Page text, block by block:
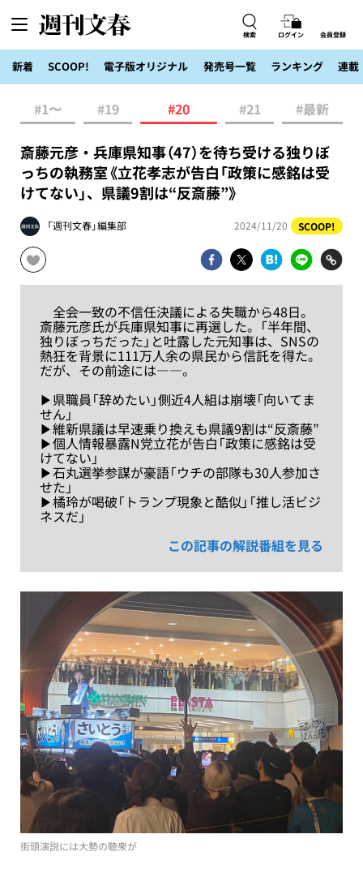
検索 ログイン 会員登録
新着 SCOOP! 電子版オリジナル 発売号一覧 ランキング 連載
#1〜 #19 #20 #21 #最新
斎藤元彦・兵庫県知事（47）を待ち受ける独りぼ
っちの執務室《立花孝志が告白「政策に感銘は受
けてない」、県議9割は“反斎藤”》
「週刊文春」編集部 2024/11/20 SCOOP!
全会一致の不信任決議による失職から48日。
斎藤元彦氏が兵庫県知事に再選した。「半年間、
独りぼっちだった」と吐露した元知事は、SNSの
熱狂を背景に111万人余の県民から信託を得た。
だが、その前途には――。
▶︎県職員「辞めたい」側近4人組は崩壊「向いてま
せん」
▶︎維新県議は早速乗り換えも県議9割は“反斎藤”
▶︎個人情報暴露N党立花が告白「政策に感銘は受
けてない」
▶︎石丸選挙参謀が豪語「ウチの部隊も30人参加さ
せた」
▶︎橘玲が喝破「トランプ現象と酷似」「推し活ビジ
ネスだ」
この記事の解説番組を見る
街頭演説には大勢の聴衆が